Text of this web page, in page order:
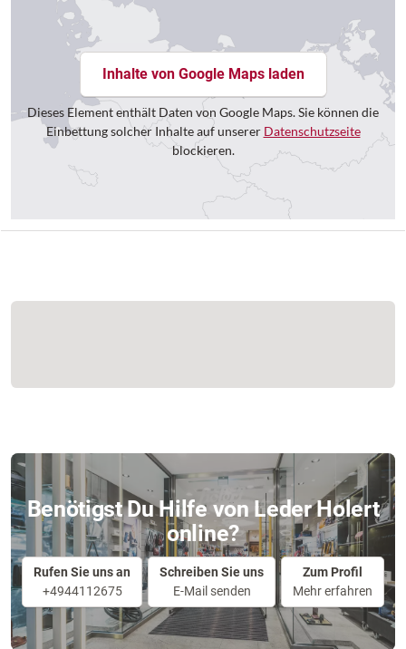
Inhalte von Google Maps laden
Dieses Element enthält Daten von Google Maps. Sie können die
Einbettung solcher Inhalte auf unserer Datenschutzseite
blockieren.
Benötigst Du Hilfe von Leder Holert
online?
Rufen Sie uns an
+4944112675
Schreiben Sie uns
E-Mail senden
Zum Profil
Mehr erfahren